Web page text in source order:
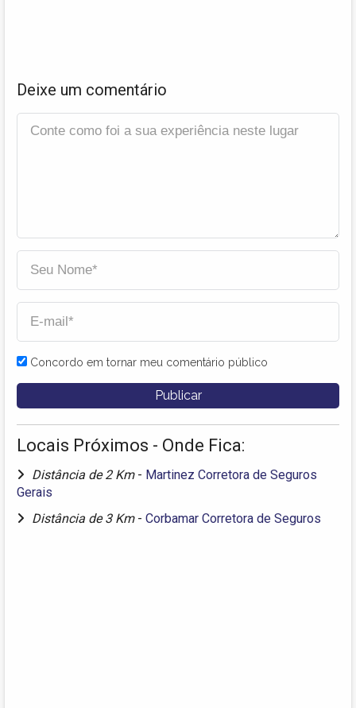
Deixe um comentário
Concordo em tornar meu comentário público
Locais Próximos - Onde Fica:
Distância de 2 Km - Martinez Corretora de Seguros
Gerais
Distância de 3 Km - Corbamar Corretora de Seguros